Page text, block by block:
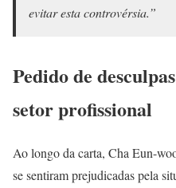
evitar esta controvérsia.”
Pedido de
setor profissional
Ao longo da carta, Cha Eun-
se sentiram prejudicadas pela